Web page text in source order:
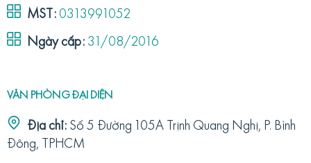
MST: 0313991052
Ngày cấp: 31/08/2016
VĂN PHÒNG ĐẠI DIỆN
Địa chỉ: Số 5 Đường 105A Trịnh Quang Nghị, P. Bình
Đông, TPHCM